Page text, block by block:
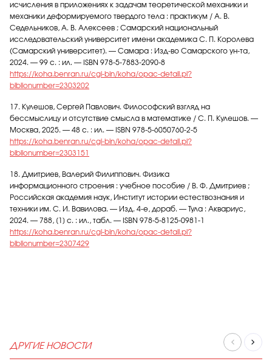
исчисления в приложениях к задачам теоретической механики и
механики деформируемого твердого тела : практикум / А. В.
Седельников, А. В. Алексеев ; Самарский национальный
исследовательский университет имени академика С. П. Королева
(Самарский университет). — Самара : Изд-во Самарского ун-та,
2024. — 99 с. : ил. — ISBN 978-5-7883-2090-8
https://koha.benran.ru/cgi-bin/koha/opac-detail.pl?
biblionumber=2303202
17. Кулешов, Сергей Павлович. Философский взгляд на
бессмыслицу и отсутствие смысла в математике / С. П. Кулешов. —
Москва, 2025. — 48 с. : ил. — ISBN 978-5-6050760-2-5
https://koha.benran.ru/cgi-bin/koha/opac-detail.pl?
biblionumber=2303151
18. Дмитриев, Валерий Филиппович. Физика
информационного строения : учебное пособие / В. Ф. Дмитриев ;
Российская академия наук, Институт истории естествознания и
техники им. С. И. Вавилова. — Изд. 4-е, дораб. — Тула : Аквариус,
2024. — 788, [1] с. : ил., табл. — ISBN 978-5-8125-0981-1
https://koha.benran.ru/cgi-bin/koha/opac-detail.pl?
biblionumber=2307429
ДРУГИЕ НОВОСТИ